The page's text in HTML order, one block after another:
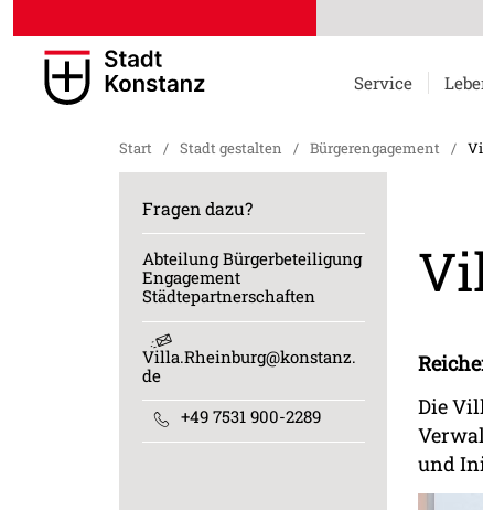
Service
Start / Stadt gestalten / Bürgerengagement /
Fragen dazu?
Abteilung Bürgerbeteiligung
Engagement
Städtepartnerschaften
Villa.Rheinburg@konstanz.
de
+49 7531 900-2289
Die
und